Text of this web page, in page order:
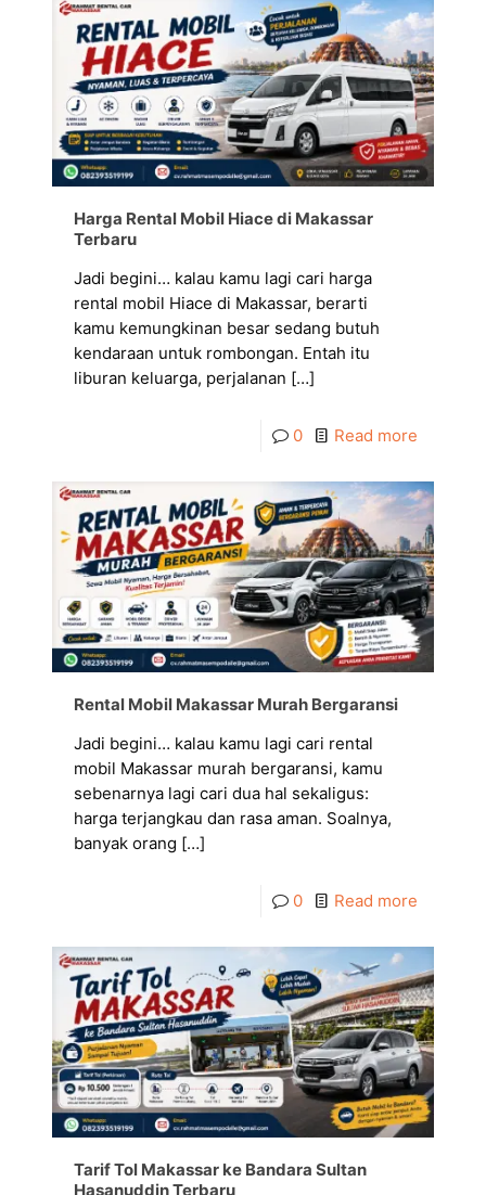
Harga Rental Mobil Hiace di Makassar
Terbaru
Jadi begini… kalau kamu lagi cari harga
rental mobil Hiace di Makassar, berarti
kamu kemungkinan besar sedang butuh
kendaraan untuk rombongan. Entah itu
liburan keluarga, perjalanan […]
0 Read more
Rental Mobil Makassar Murah Bergaransi
Jadi begini… kalau kamu lagi cari rental
mobil Makassar murah bergaransi, kamu
sebenarnya lagi cari dua hal sekaligus:
harga terjangkau dan rasa aman. Soalnya,
banyak orang […]
0 Read more
Tarif Tol Makassar ke Bandara Sultan
Hasanuddin Terbaru